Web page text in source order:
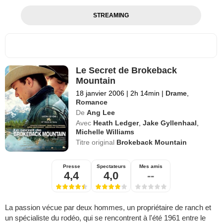
STREAMING
Le Secret de Brokeback
Mountain
18 janvier 2006 | 2h 14min | Drame
Romance
De Ang Lee
Avec Heath Ledger,Jake Gyllenhaal
Michelle Williams
Titre original Brokeback Mountain
Presse
4,4
Spectateurs
4,0
Mes amis
--
La passion vécue par deux hommes, un propriétaire de ranch et
un spécialiste du rodéo, qui se rencontrent à l'été 1961 entre le